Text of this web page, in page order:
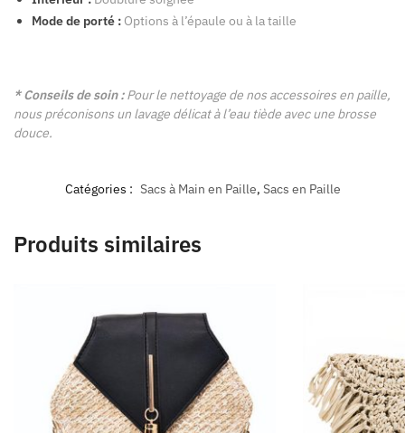
Mode de porté : Options à l’épaule ou à la taille
* Conseils de soin :Pour le nettoyage de nos accessoires en paille,
nous préconisons un lavage délicat à l’eau tiède avec une brosse
douce.
Catégories : Sacs à Main en Paille, Sacs en Paille
Produits similaires